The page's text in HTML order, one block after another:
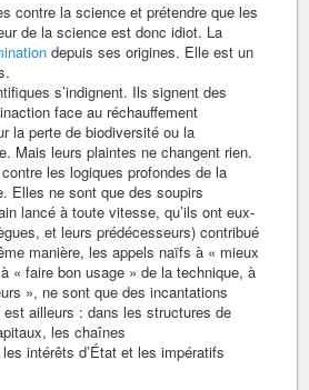
contre la science et prétendre que les
de la science est donc idiot. La
depuis ses origines. Elle est un
s’indignent. Ils signent des
face au réchauffement
la perte de biodiversité ou la
Mais leurs plaintes ne changent rien.
les logiques profondes de la
Elles ne sont que des soupirs
lancé à toute vitesse, qu’ils ont eux-
et leurs prédécesseurs) contribué
manière, les appels naïfs à « mieux
« faire bon usage » de la technique, à
», ne sont que des incantations
ailleurs : dans les structures de
les chaînes
intérêts d’État et les impératifs